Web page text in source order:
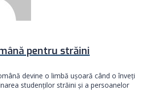
pentru străini
devine o limbă ușoară când o înveți
studenților străini și a persoanelor